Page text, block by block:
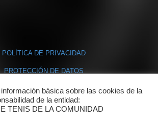
POLÍTICA DE PRIVACIDAD
PROTECCIÓN DE DATOS
POLÍTICA DE COOKIESbásica sobre las cookies de la
de la entidad:
TENIS DE LA COMUNIDAD